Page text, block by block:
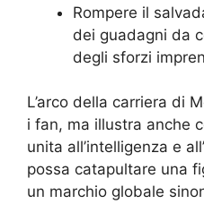
Rompere il
dei guadagni da
degli sforzi
L’arco della carriera di
i fan, ma illustra anche
unita all’intelligenza e
possa catapultare una
un marchio globale